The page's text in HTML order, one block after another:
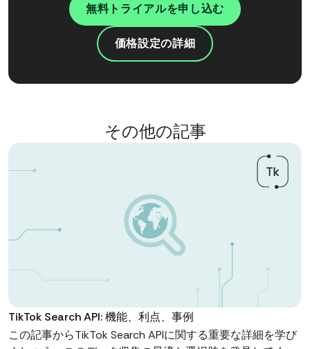
無料トライアルを申し込む
価格設定の詳細
その他の記事
TikTok Search API: 機能、利点、事例
この記事からTikTok Search APIに関する重要な詳細を学び